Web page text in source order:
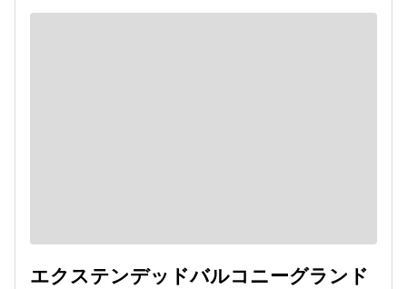
エクステンデッドバルコニーグランド